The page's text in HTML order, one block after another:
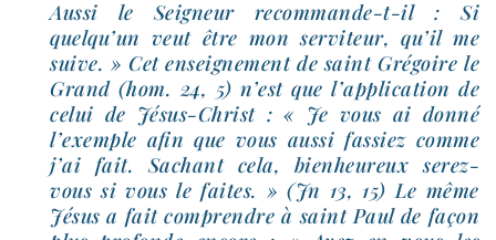
Aussi le Seigneur recommande-​t-​il : Si
quelqu’un veut être mon ser­vi­teur, qu’il me
suive. » Cet ensei­gne­ment de saint Grégoire le
Grand (hom. 24, 5) n’est que l’application de
celui de Jésus-​Christ : « Je vous ai don­né
l’exemple afin que vous aus­si fas­siez comme
j’ai fait. Sachant cela, bien­heu­reux serez-​
vous si vous le faites. » (Jn 13, 15) Le même
Jésus a fait com­prendre à saint Paul de façon